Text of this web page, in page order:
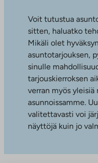
Voit tutustua
sitten, haluatko
Mikäli olet
asuntotarjouksen,
sinulle
tarjouskierroksen
verran myös yleisiä
asunnoissamme.
valitettavasti voi
näyttöjä kuin jo